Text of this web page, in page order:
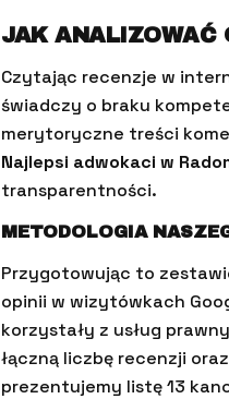
JAK ANALIZOWAĆ
Czytając recenzje w
świadczy o braku
merytoryczne treści
Najlepsi adwokaci w
transparentności.
METODOLOGIA
Przygotowując to
opinii w wizytówkach
korzystały z usług
łączną liczbę recenzji
prezentujemy listę 13